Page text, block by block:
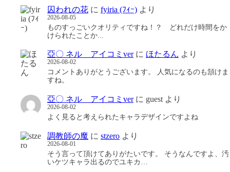
囚われの花 に fyiria (ﾌｨｰ) より
2026-08-05
ものすっごいクオリティですね！？ どれだけ時間をか
けられたことか...
亞〇 ネル アイコミverに ほたるん より
2026-08-02
コメントありがとうございます。 人気になるのも頷けま
すね。
亞〇 ネル アイコミverに guest より
2026-08-02
よく見ると考えられたキャラデザインですよね
調教師の魔 に stzero より
2026-08-01
そう言って頂けてありがたいです。 そうなんですよ、汚
いケツキャラ出るのでユキカ…